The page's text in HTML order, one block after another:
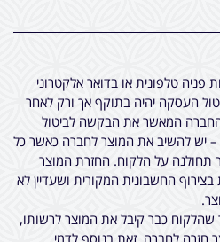
טלפונית או בדואר אלקטרוני
העסקה יהיה בתוקף אך ורק לאחר
המאשר את הבקשה לביטול
יש להשיב את המוצר לחברה כאשר כל
תחולנה על הלקוח. החזרת המוצר
החשבונית המקורית ושעדיין לא
כבר קיבל את המוצר לרשותו,